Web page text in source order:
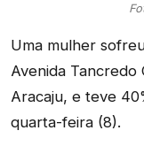
Uma mulher
Avenida Tancredo
Aracaju, e teve
quarta-feira (8).